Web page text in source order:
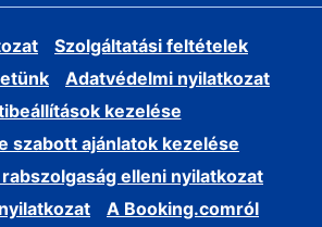
Szolgáltatási feltételek
Adatvédelmi nyilatkozat
kezelése
szabott ajánlatok kezelése
elleni nyilatkozat
A Booking.comról